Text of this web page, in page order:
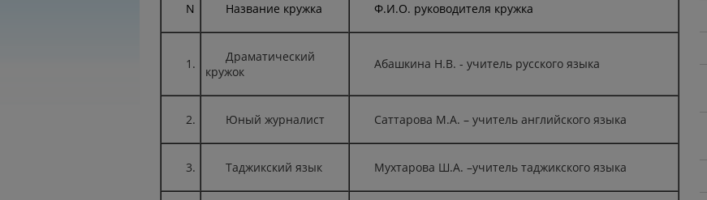
N Название кружка Ф.И.О. руководителя кружка
1.
Драматический
кружок
Абашкина Н.В. - учитель русского языка
2. Юный журналист Саттарова М.А. – учитель английского языка
3. Таджикский язык Мухтарова Ш.А. –учитель таджикского языка